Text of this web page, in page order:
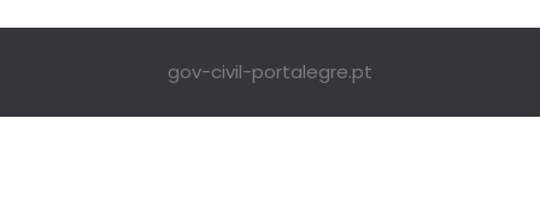
gov-civil-portalegre.pt